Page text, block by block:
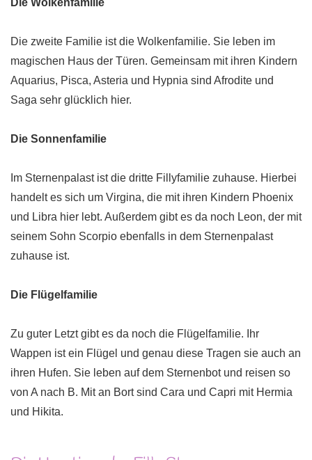
Die Wolkenfamilie
Die zweite Familie ist die Wolkenfamilie. Sie leben im
magischen Haus der Türen. Gemeinsam mit ihren Kindern
Aquarius, Pisca, Asteria und Hypnia sind Afrodite und
Saga sehr glücklich hier.
Die Sonnenfamilie
Im Sternenpalast ist die dritte Fillyfamilie zuhause. Hierbei
handelt es sich um Virgina, die mit ihren Kindern Phoenix
und Libra hier lebt. Außerdem gibt es da noch Leon, der mit
seinem Sohn Scorpio ebenfalls in dem Sternenpalast
zuhause ist.
Die Flügelfamilie
Zu guter Letzt gibt es da noch die Flügelfamilie. Ihr
Wappen ist ein Flügel und genau diese Tragen sie auch an
ihren Hufen. Sie leben auf dem Sternenbot und reisen so
von A nach B. Mit an Bort sind Cara und Capri mit Hermia
und Hikita.